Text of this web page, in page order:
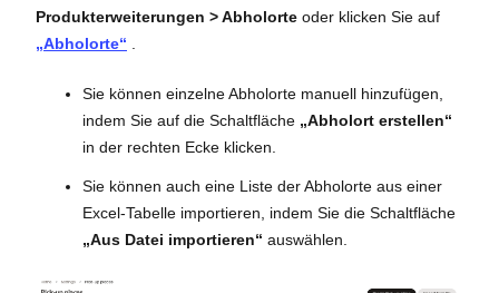
Produkterweiterungen > Abholorte oder klicken Sie auf
„Abholorte“
Sie können einzelne Abholorte manuell hinzufügen,
indem Sie auf die Schaltfläche „Abholort erstellen“
in der rechten Ecke klicken.
Sie können auch eine Liste der Abholorte aus einer
Excel-Tabelle importieren, indem Sie die Schaltfläche
„Aus Datei importieren“ auswählen.